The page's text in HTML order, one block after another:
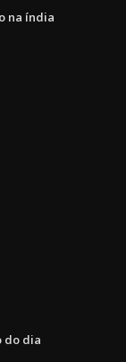
na índia
do dia